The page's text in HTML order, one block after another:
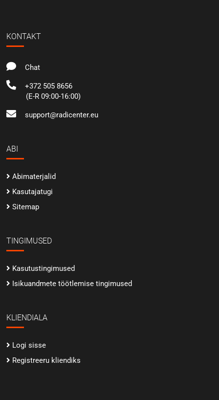
KONTAKT
Chat
+372 505 8656
(E-R 09:00-16:00)
support@radicenter.eu
ABI
Abimaterjalid
Kasutajatugi
Sitemap
TINGIMUSED
Kasutustingimused
Isikuandmete töötlemise tingimused
KLIENDIALA
Logi sisse
Registreeru kliendiks